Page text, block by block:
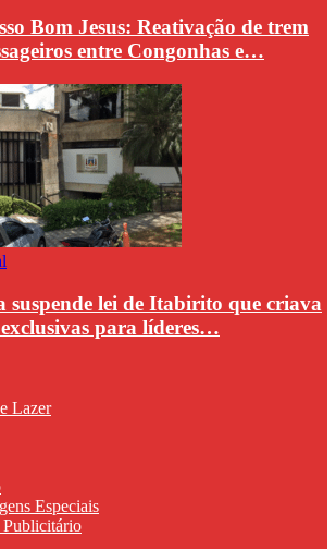
Bom Jesus: Reativação de trem
entre Congonhas e…
suspende lei de Itabirito que criava
para líderes…
Lazer
Especiais